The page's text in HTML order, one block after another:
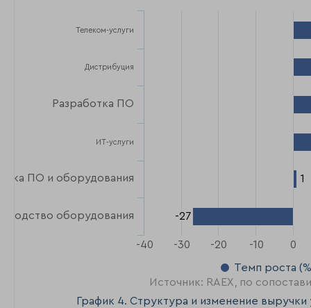
11
-27
-27
Темп роста
Телеком-услуги
Дистрибуция
Разработка ПО
ИТ-услуги
ПО и оборудования
оборудования
-40 -30 -20 -10 0
Источник: RAEX, по
График 4. Структура и изменение выручки